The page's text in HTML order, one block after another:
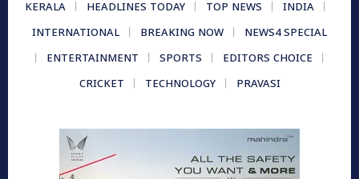
KERALA HEADLINES TODAY TOP NEWS
INDIA
INTERNATIONAL
BREAKING NOW
NEWS4 SPECIAL
ENTERTAINMENT
SPORTS
EDITORS CHOICE
CRICKET
TECHNOLOGY PRAVASI